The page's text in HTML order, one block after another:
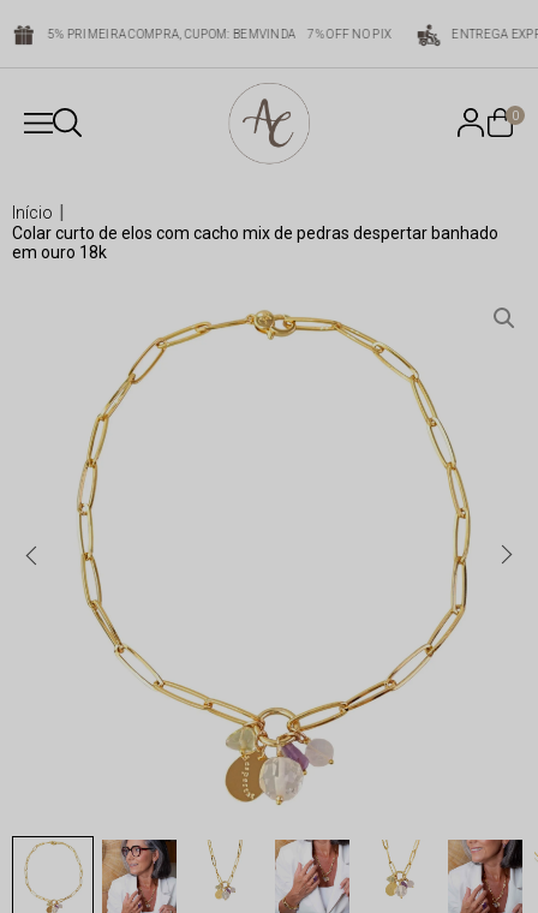
5% PRIMEIRA COMPRA, CUPOM: BEMVINDA 7% OFF NO PIX ENTREGA
0
início
colar curto de elos com cacho mix de pedras despertar banhado
em ouro 18k